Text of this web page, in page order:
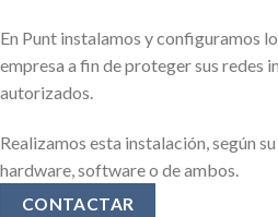
En Punt instalamos y configuramos
empresa a fin de proteger sus redes
autorizados.
Realizamos esta instalación, según
hardware, software o de ambos.
CONTACTAR